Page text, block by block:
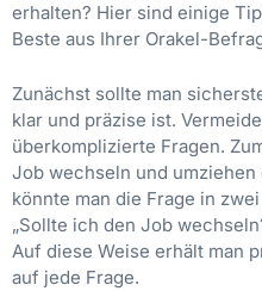
erhalten? Hier sind einige
Beste aus Ihrer Orakel-
Zunächst sollte man
klar und präzise ist.
überkomplizierte Fragen.
Job wechseln und
könnte man die Frage in
„Sollte ich den Job
Auf diese Weise erhält man
auf jede Frage.